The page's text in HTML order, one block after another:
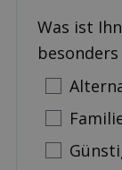
Was ist